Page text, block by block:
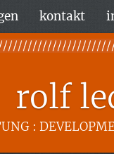
kontakt
rolf
: